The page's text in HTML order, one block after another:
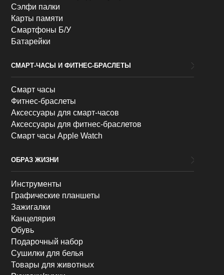
Сэлфи палки
Карты памяти
Смартфоны Б/У
Батарейки
СМАРТ-ЧАСЫ И ФИТНЕС-БРАСЛЕТЫ
Смарт часы
Фитнес-браслеты
Аксессуары для смарт-часов
Аксессуары для фитнес-браслетов
Смарт часы Apple Watch
ОБРАЗ ЖИЗНИ
Инструменты
Графические планшеты
Зажигалки
Канцелярия
Обувь
Подарочный набор
Сушилки для белья
Товары для животных